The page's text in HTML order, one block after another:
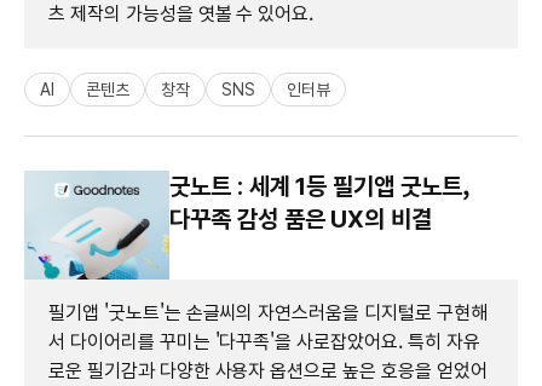
츠 제작의 가능성을 엿볼 수 있어요.
AI 콘텐츠 창작 SNS 인터뷰
굿노트 : 세계 1등 필기앱 굿노트,
다꾸족 감성 품은 UX의 비결
필기앱 '굿노트'는 손글씨의 자연스러움을 디지털로 구현해
서 다이어리를 꾸미는 '다꾸족'을 사로잡았어요. 특히 자유
로운 필기감과 다양한 사용자 옵션으로 높은 호응을 얻었어